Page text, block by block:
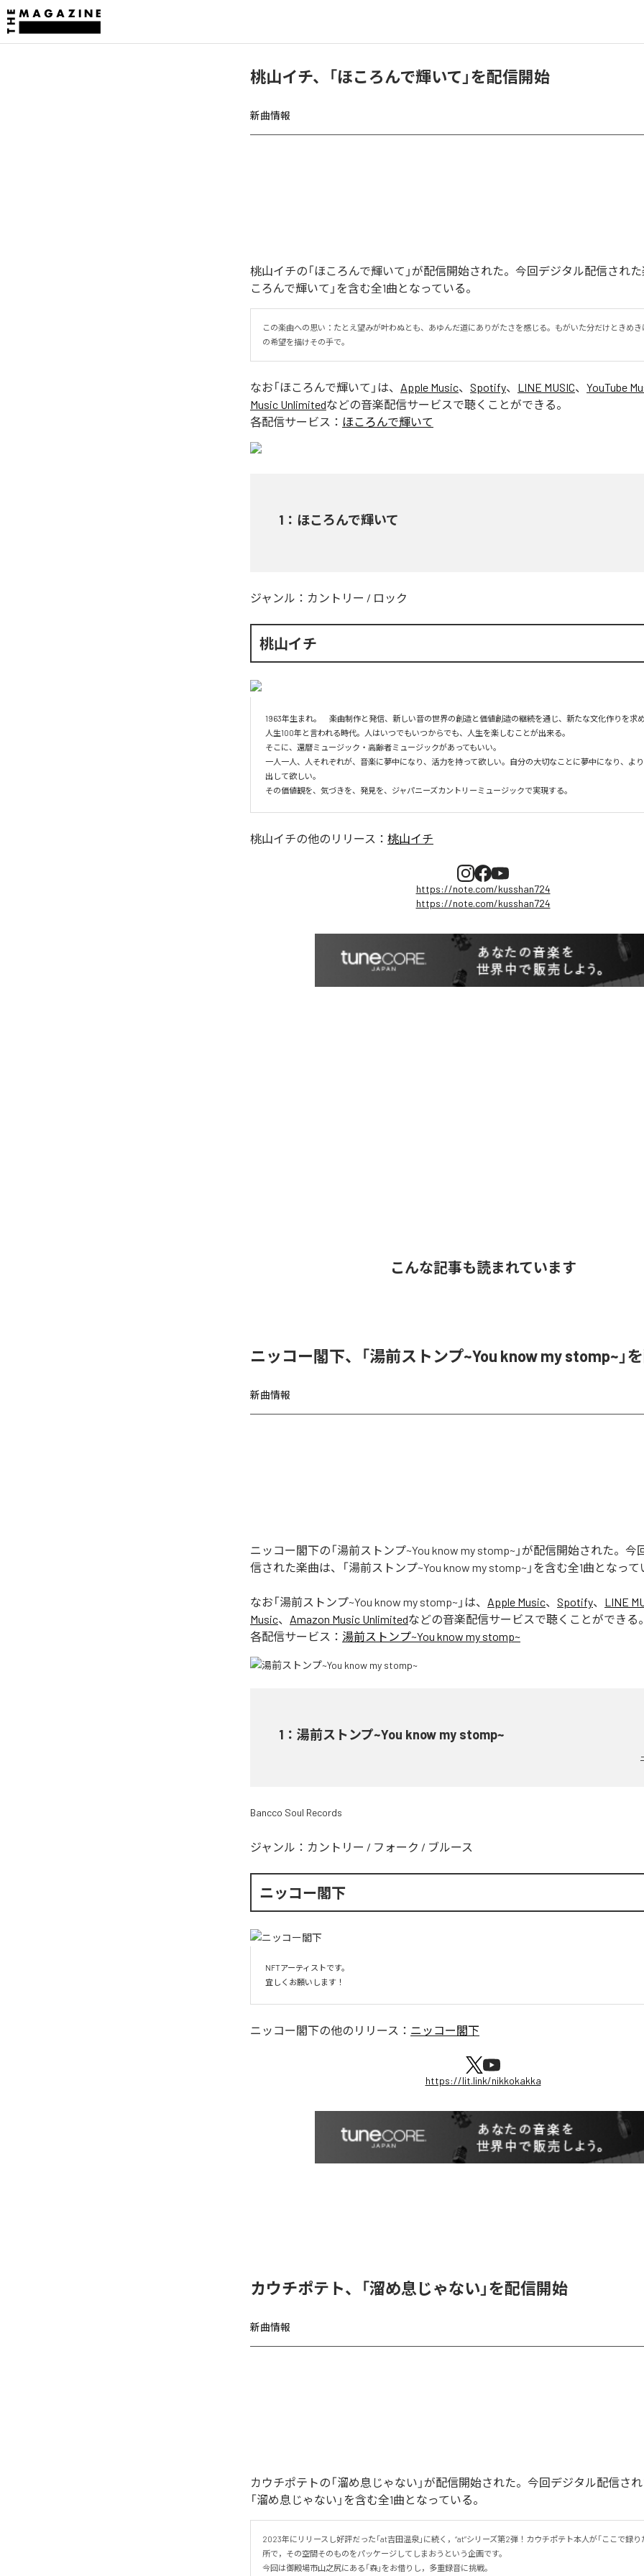
桃山イチ、「ほころんで輝いて」を配信開始
新曲情報
桃山イチの「ほころんで輝いて」が配信開始された。今回デジタル配信された
ころんで輝いて」を含む全1曲となっている。
この楽曲への思い：たとえ望みが叶わぬとも、あゆんだ道にありがたさを感じる。もがいた分だけときめ
の希望を描けその手で。
なお「ほころんで輝いて 」は、 Apple Music、 Spotify、 LINE MUSIC、 YouTube
Music Unlimitedなどの音楽配信サービスで聴くことができる。
各配信サービス： ほころんで輝いて
1 ： ほころんで輝いて
ジャンル： カントリー / ロック
桃山イチ
1963年生まれ。　楽曲制作と発信、新しい音の世界の創造と価値創造の継続を通じ、新たな文化作りを求め
人生100年と言われる時代。人はいつでもいつからでも、人生を楽しむことが出来る。
そこに、還暦ミュージック・高齢者ミュージックがあってもいい。
一人一人、人それぞれが、音楽に夢中になり、活力を持って欲しい。自分の大切なことに夢中になり、よ
出して欲しい。
その価値観を、気づきを、発見を、ジャパニーズカントリーミュージックで実現する。
桃山イチの他のリリース： 桃山イチ
https://note.com/kusshan724
https://note.com/kusshan724
こんな記事も読まれています
ニッコー閣下、「湯前ストンプ~You know my stomp~」
新曲情報
ニッコー閣下の「湯前ストンプ~You know my stomp~」が配信開始された。今
信された楽曲は、「湯前ストンプ~You know my stomp~」を含む全1曲となって
なお「湯前ストンプ~You know my stomp~ 」は、 Apple Music、 Spotify、 LINE
Music、 Amazon Music Unlimitedなどの音楽配信サービスで聴くことができる。
各配信サービス： 湯前ストンプ~You know my stomp~
1 ： 湯前ストンプ~You know my stomp~
Bancco Soul Records
ジャンル： カントリー / フォーク / ブルース
ニッコー閣下
NFTアーティストです。
宜しくお願いします！
ニッコー閣下の他のリリース： ニッコー閣下
https://lit.link/nikkokakka
カウチポテト、「溜め息じゃない」を配信開始
新曲情報
カウチポテトの「溜め息じゃない」が配信開始された。今回デジタル配信され
「溜め息じゃない」を含む全1曲となっている。
2023年にリリースし好評だった「at吉田温泉」に続く，“at”シリーズ第2弾！カウチポテト本人が「ここで録り
所で，その空間そのものをパッケージしてしまおうという企画です。
今回は御殿場市山之尻にある「森」をお借りし，多重録音に挑戦。